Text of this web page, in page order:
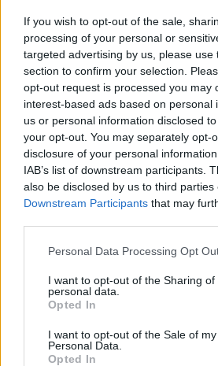
If you wish to opt-out of the sale,
processing of your personal or
targeted advertising by us, please use
section to confirm your selection.
opt-out request is processed you may
interest-based ads based on personal
us or personal information disclosed
your opt-out. You may separately opt-
disclosure of your personal
IAB’s list of downstream participants.
also be disclosed by us to third parties
Downstream Participants that may
Personal Data Processing Opt
I want to opt-out of the Sharing of
personal data.
Opted In
I want to opt-out of the Sale of my
Personal Data.
Opted In
23 de abril de 1348:
El rey Eduardo III funda la
en Inglaterra.
Efemérides de abril